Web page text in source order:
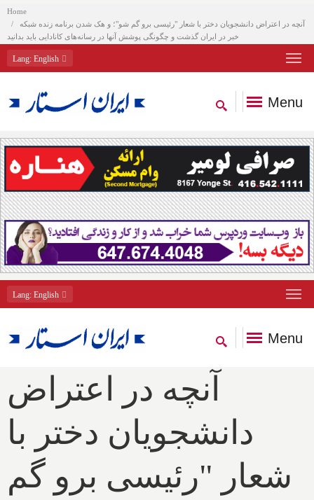
Home
آنچه در اعتراض دانشجویان دختر با شعار "رئیسی برو گم شو"؛ و هک شدن برنامه زنده شبکه
خبر در ایران گذشت و چگونگی پوشش آنها در رسانه‌های کانادایی باید بدانید
Lang: English
Menu
Lang: English
Menu
آنچه در اعتراض
دانشجویان دختر با
شعار "رئیسی برو گم